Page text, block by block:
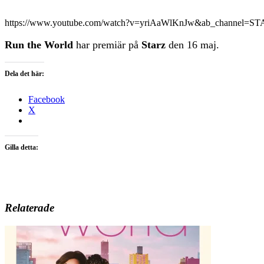
https://www.youtube.com/
Run the World har premiär på Starz den 16 maj.
Dela det här:
Facebook
X
Gilla detta:
Relaterade